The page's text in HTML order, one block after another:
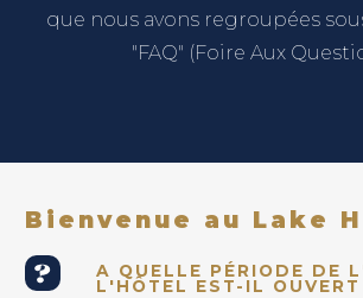
que nous avons regroupées
"FAQ" (Foire Aux
Bienvenue au Lake
A QUELLE PÉRIODE DE
L'HÔTEL EST-IL OUVERT